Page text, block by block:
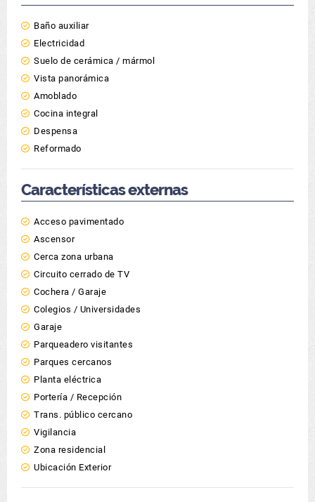
Baño auxiliar
Electricidad
Suelo de cerámica / mármol
Vista panorámica
Amoblado
Cocina integral
Despensa
Reformado
Características externas
Acceso pavimentado
Ascensor
Cerca zona urbana
Circuito cerrado de TV
Cochera / Garaje
Colegios / Universidades
Garaje
Parqueadero visitantes
Parques cercanos
Planta eléctrica
Portería / Recepción
Trans. público cercano
Vigilancia
Zona residencial
Ubicación Exterior